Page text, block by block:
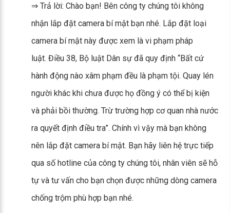
⇒ Trả lời: Chào bạn! Bên công ty chúng tôi không
nhận lắp đặt camera bí mật bạn nhé. Lắp đặt loại
camera bí mật này được xem là vi phạm pháp
luật. Điều 38, Bộ luật Dân sự đã quy định “Bất cứ
hành động nào xâm phạm đều là phạm tội. Quay lén
người khác khi chưa được họ đồng ý có thể bị kiện
và phải bồi thường. Trừ trường hợp cơ quan nhà nước
ra quyết định điều tra”. Chính vì vậy mà bạn không
nên lắp đặt camera bí mật. Bạn hãy liên hệ trực tiếp
qua số hotline của công ty chúng tôi, nhân viên sẽ hỗ
tự và tư vấn cho bạn chọn được những dòng camera
chống trộm phù hợp bạn nhé.